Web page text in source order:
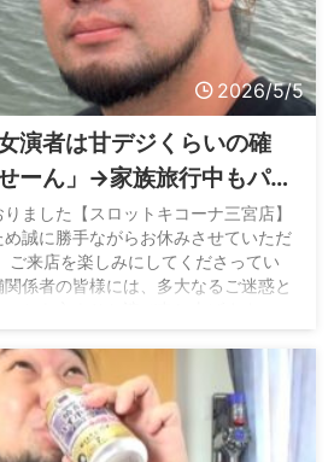
2026/5/5
演者は甘デジくらいの確
ーん」→家族旅行中もパ
様
ました【スロットキコーナ三宮店】
誠に勝手ながらお休みさせていただ
ご来店を楽しみにしてくださってい
係者の皆様には、多大なるご迷惑と